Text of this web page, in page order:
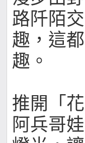
路阡陌
趣，這
趣。
推開「
阿兵哥